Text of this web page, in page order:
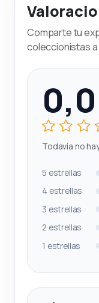
Comparte tu
coleccionistas a
0,0
Todavía no
5 estrellas
4 estrellas
3 estrellas
2 estrellas
1 estrellas